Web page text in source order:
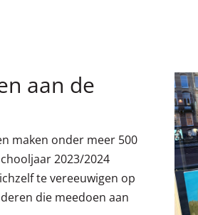
aan de
maken onder meer 500
2023/2024
te vereeuwigen op
die meedoen aan